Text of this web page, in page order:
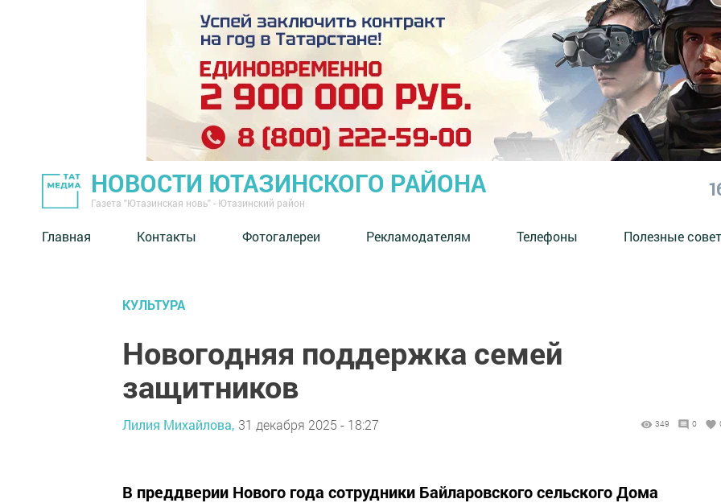
НОВОСТИ ЮТАЗИНСКОГО РАЙОНА
Газета "Ютазинская новь" - Ютазинский район
Главная Контакты Фотогалереи Рекламодателям Телефоны Полезные
КУЛЬТУРА
Новогодняя поддержка семей
защитников
Лилия Михайлова, 31 декабря 2025 - 18:27 349 0
В преддверии Нового года сотрудники Байларовского сельского Дома